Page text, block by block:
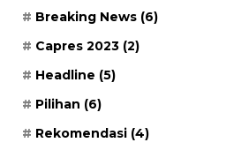
Breaking News (6)
Capres 2023 (2)
Headline (5)
Pilihan (6)
Rekomendasi (4)